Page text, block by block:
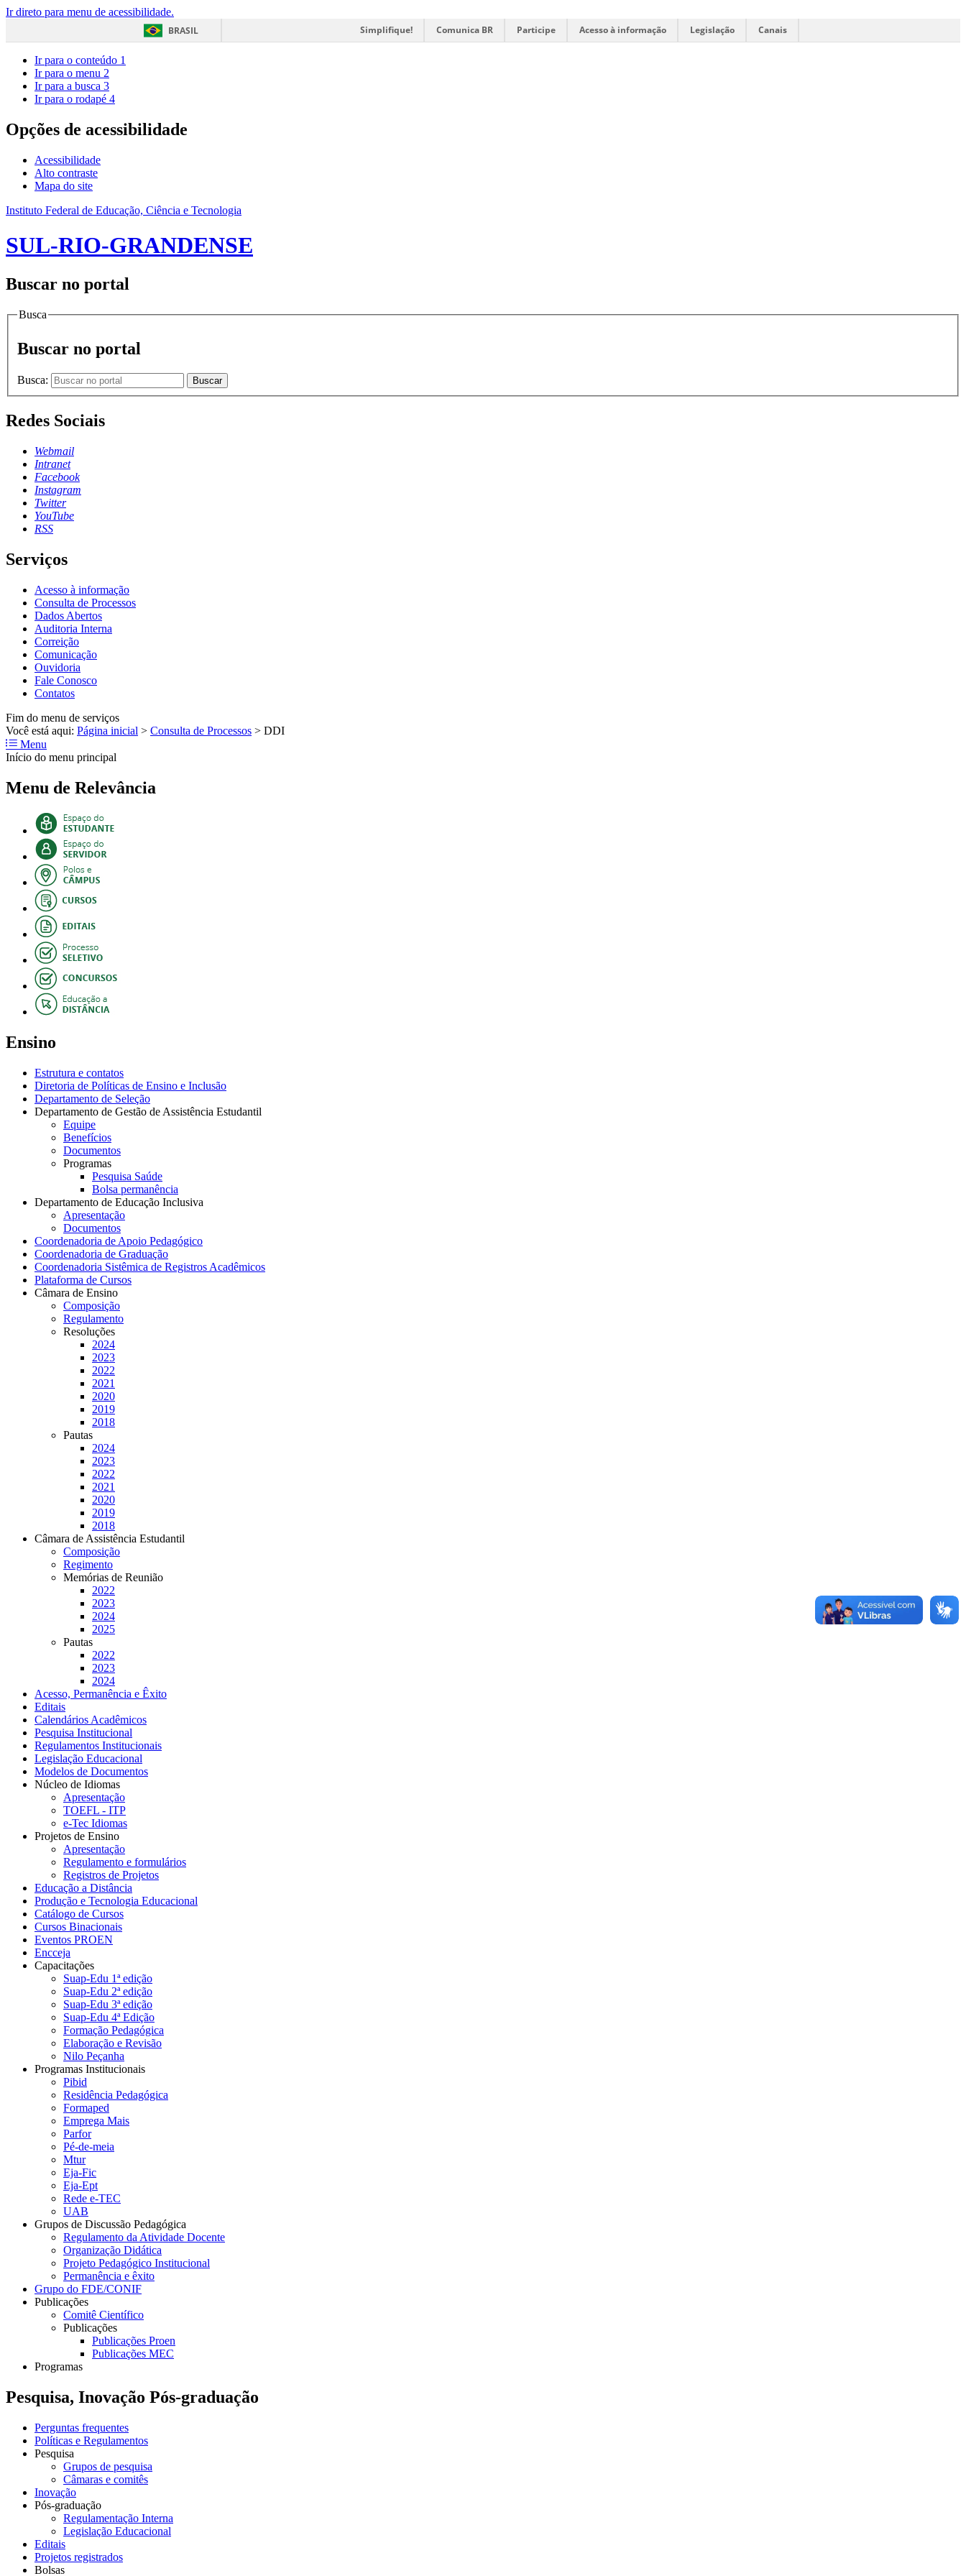
Ir direto para menu de acessibilidade.
BRASIL
Simplifique! Comunica BR Participe Acesso à informação Legislação Canais
Ir para o conteúdo 1
Ir para o menu 2
Ir para a busca 3
Ir para o rodapé 4
Opções de acessibilidade
Acessibilidade
Alto contraste
Mapa do site
Instituto Federal de Educação, Ciência e Tecnologia
SUL-RIO-GRANDENSE
Buscar no portal
Busca
Buscar no portal
Busca: Buscar
Redes Sociais
Webmail
Intranet
Facebook
Instagram
Twitter
YouTube
RSS
Serviços
Acesso à informação
Consulta de Processos
Dados Abertos
Auditoria Interna
Correição
Comunicação
Ouvidoria
Fale Conosco
Contatos
Fim do menu de serviços
Você está aqui: Página inicial > Consulta de Processos > DDI
Menu
Início do menu principal
Menu de Relevância
Ensino
Estrutura e contatos
Diretoria de Políticas de Ensino e Inclusão
Departamento de Seleção
Departamento de Gestão de Assistência Estudantil
Equipe
Benefícios
Documentos
Programas
Pesquisa Saúde
Bolsa permanência
Departamento de Educação Inclusiva
Apresentação
Documentos
Coordenadoria de Apoio Pedagógico
Coordenadoria de Graduação
Coordenadoria Sistêmica de Registros Acadêmicos
Plataforma de Cursos
Câmara de Ensino
Composição
Regulamento
Resoluções
2024
2023
2022
2021
2020
2019
2018
Pautas
2024
2023
2022
2021
2020
2019
2018
Câmara de Assistência Estudantil
Composição
Regimento
Memórias de Reunião
2022
2023
2024
2025
Pautas
2022
2023
2024
Acesso, Permanência e Êxito
Editais
Calendários Acadêmicos
Pesquisa Institucional
Regulamentos Institucionais
Legislação Educacional
Modelos de Documentos
Núcleo de Idiomas
Apresentação
TOEFL - ITP
e-Tec Idiomas
Projetos de Ensino
Apresentação
Regulamento e formulários
Registros de Projetos
Educação a Distância
Produção e Tecnologia Educacional
Catálogo de Cursos
Cursos Binacionais
Eventos PROEN
Encceja
Capacitações
Suap-Edu 1ª edição
Suap-Edu 2ª edição
Suap-Edu 3ª edição
Suap-Edu 4ª Edição
Formação Pedagógica
Elaboração e Revisão
Nilo Peçanha
Programas Institucionais
Pibid
Residência Pedagógica
Formaped
Emprega Mais
Parfor
Pé-de-meia
Mtur
Eja-Fic
Eja-Ept
Rede e-TEC
UAB
Grupos de Discussão Pedagógica
Regulamento da Atividade Docente
Organização Didática
Projeto Pedagógico Institucional
Permanência e êxito
Grupo do FDE/CONIF
Publicações
Comitê Científico
Publicações
Publicações Proen
Publicações MEC
Programas
Pesquisa, Inovação Pós-graduação
Perguntas frequentes
Políticas e Regulamentos
Pesquisa
Grupos de pesquisa
Câmaras e comitês
Inovação
Pós-graduação
Regulamentação Interna
Legislação Educacional
Editais
Projetos registrados
Bolsas